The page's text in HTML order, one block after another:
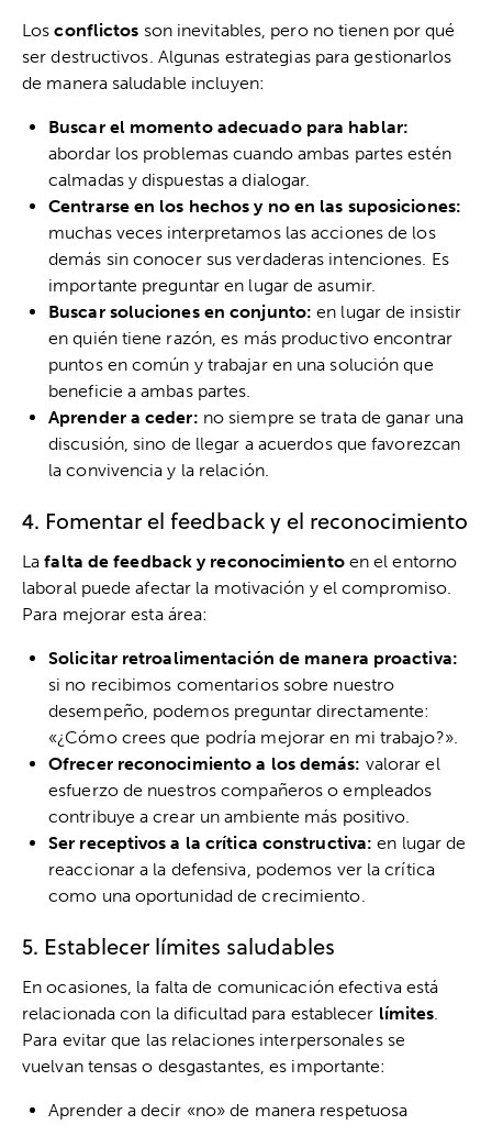
Losconflictos son inevitables, pero no tienen por qué
ser destructivos. Algunas estrategias para gestionarlos
de manera saludable incluyen:
Buscar el momento adecuado para hablar:
abordar los problemas cuando ambas partes estén
calmadas y dispuestas a dialogar.
Centrarse en los hechos y no en las suposiciones:
muchas veces interpretamos las acciones de los
demás sin conocer sus verdaderas intenciones. Es
importante preguntar en lugar de asumir.
Buscar soluciones en conjunto: en lugar de insistir
en quién tiene razón, es más productivo encontrar
puntos en común y trabajar en una solución que
beneficie a ambas partes.
Aprender a ceder: no siempre se trata de ganar una
discusión, sino de llegar a acuerdos que favorezcan
la convivencia y la relación.
4. Fomentar el feedback y el reconocimiento
Lafalta de feedback y reconocimientoen el entorno
laboral puede afectar la motivación y el compromiso.
Para mejorar esta área:
Solicitar retroalimentación de manera proactiva:
si no recibimos comentarios sobre nuestro
desempeño, podemos preguntar directamente:
«¿Cómo crees que podría mejorar en mi trabajo?».
Ofrecer reconocimiento a los demás: valorar el
esfuerzo de nuestros compañeros o empleados
contribuye a crear un ambiente más positivo.
Ser receptivos a la crítica constructiva: en lugar de
reaccionar a la defensiva, podemos ver la crítica
como una oportunidad de crecimiento.
5. Establecer límites saludables
En ocasiones, la falta de comunicación efectiva está
relacionada con la dificultad para establecer límites.
Para evitar que las relaciones interpersonales se
vuelvan tensas o desgastantes, es importante:
Aprender a decir «no» de manera respetuosa